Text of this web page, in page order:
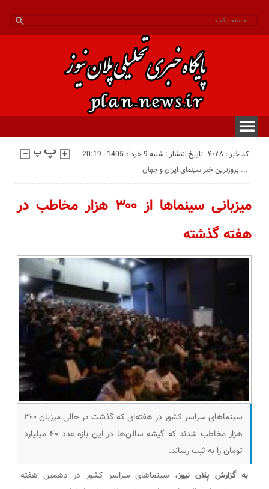
کد خبر : 4038
تاریخ انتشار : شنبه 9 خرداد 1405 - 20:19
بروزترین خبر سینمای ایران و جهان ...
میزبانی سینماها از ۳۰۰ هزار مخاطب در
هفته گذشته
سینماهای سراسر کشور در هفته‌ای که گذشت در حالی میزبان ۳۰۰
هزار مخاطب شدند که گیشه سالن‌ها در این بازه عدد ۴۰ میلیارد
تومان را به ثبت رساند.
به گزارش پلان نیوز، سینماهای سراسر کشور در دهمین هفته